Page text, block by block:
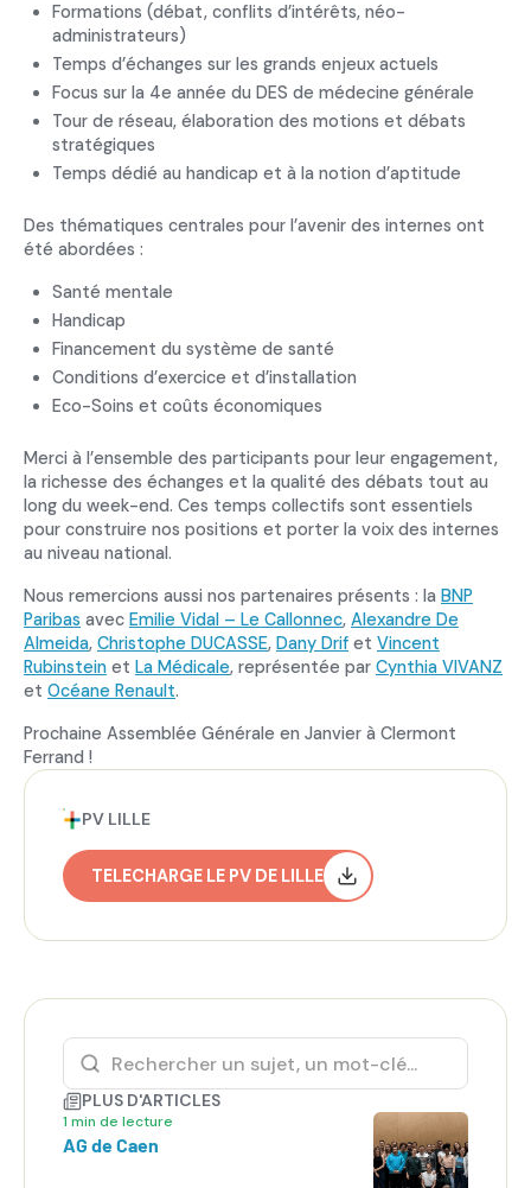
Formations (débat, conflits d’intérêts, néo-
administrateurs)
Temps d’échanges sur les grands enjeux actuels
Focus sur la 4e année du DES de médecine générale
Tour de réseau, élaboration des motions et débats
stratégiques
Temps dédié au handicap et à la notion d’aptitude
Des thématiques centrales pour l’avenir des internes ont
été abordées :
Santé mentale
Handicap
Financement du système de santé
Conditions d’exercice et d’installation
Eco-Soins et coûts économiques
Merci à l’ensemble des participants pour leur engagement,
la richesse des échanges et la qualité des débats tout au
long du week-end. Ces temps collectifs sont essentiels
pour construire nos positions et porter la voix des internes
au niveau national.
Nous remercions aussi nos partenaires présents : la BNP
Paribas avec Emilie Vidal – Le Callonnec, Alexandre De
Almeida, Christophe DUCASSE, Dany Drif et Vincent
Rubinstein et ⁠ La Médicale, représentée par Cynthia VIVANZ
et Océane Renault.
Prochaine Assemblée Générale en Janvier à Clermont
Ferrand !
PV LILLE
TELECHARGE LE PV DE LILLE
PLUS D'ARTICLES
1 min de lecture
AG de Caen